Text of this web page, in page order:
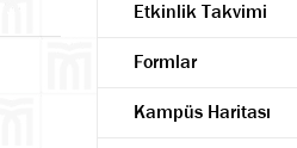
Etkinlik Takvimi
Formlar
Kampüs Haritası